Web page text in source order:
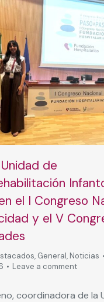
de
el I Congreso
y el V
, General, Noticias
Leave a comment
coordinadora de la